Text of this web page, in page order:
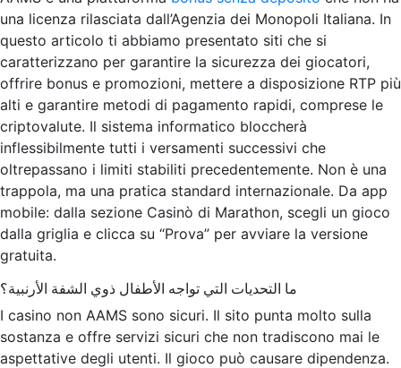
una licenza rilasciata dall’Agenzia dei Monopoli Italiana. In
questo articolo ti abbiamo presentato siti che si
caratterizzano per garantire la sicurezza dei giocatori,
offrire bonus e promozioni, mettere a disposizione RTP più
alti e garantire metodi di pagamento rapidi, comprese le
criptovalute. Il sistema informatico bloccherà
inflessibilmente tutti i versamenti successivi che
oltrepassano i limiti stabiliti precedentemente. Non è una
trappola, ma una pratica standard internazionale. Da app
mobile: dalla sezione Casinò di Marathon, scegli un gioco
dalla griglia e clicca su “Prova” per avviare la versione
gratuita.
ما التحديات التي تواجه الأطفال ذوي الشفة الأرنبية؟
I casino non AAMS sono sicuri. Il sito punta molto sulla
sostanza e offre servizi sicuri che non tradiscono mai le
aspettative degli utenti. Il gioco può causare dipendenza.